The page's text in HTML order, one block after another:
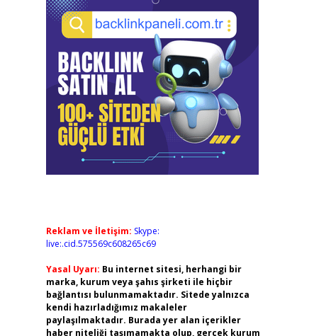
Reklam ve İletişim: Skype:
live:.cid.575569c608265c69
Yasal Uyarı: Bu internet sitesi, herhangi bir
marka, kurum veya şahıs şirketi ile hiçbir
bağlantısı bulunmamaktadır. Sitede yalnızca
kendi hazırladığımız makaleler
paylaşılmaktadır. Burada yer alan içerikler
haber niteliği taşımamakta olup, gerçek kurum